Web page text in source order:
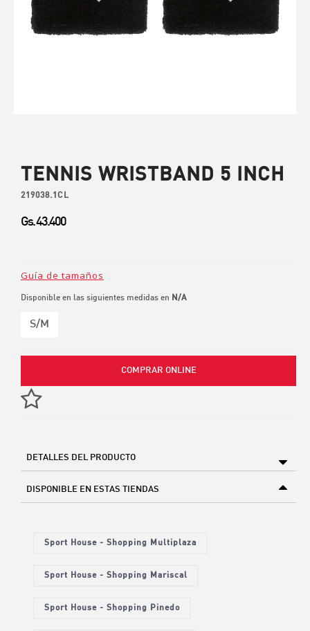
TENNIS WRISTBAND 5 INCH
219038.1CL
Gs. 43.400
Guía de tamaños
Disponible en las siguientes medidas en N/A
S/M
COMPRAR ONLINE
DETALLES DEL PRODUCTO
DISPONIBLE EN ESTAS TIENDAS
Sport House - Shopping Multiplaza
Sport House - Shopping Mariscal
Sport House - Shopping Pinedo